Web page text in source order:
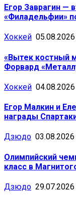
Егор Заврагин —
«Филадельфии»
Хоккей 05.08.2026
«Вытек костный
Форвард
Хоккей 04.08.2026
Егор Малкин и
награды
Дзюдо 03.08.2026
Олимпийский
класс в
Дзюдо 29.07.2026